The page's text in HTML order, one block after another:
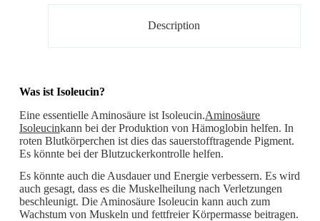
Description
Was ist Isoleucin?
Eine essentielle Aminosäure ist Isoleucin.Aminosäure
Isoleucinkann bei der Produktion von Hämoglobin helfen. In
roten Blutkörperchen ist dies das sauerstofftragende Pigment.
Es könnte bei der Blutzuckerkontrolle helfen.
Es könnte auch die Ausdauer und Energie verbessern. Es wird
auch gesagt, dass es die Muskelheilung nach Verletzungen
beschleunigt. Die Aminosäure Isoleucin kann auch zum
Wachstum von Muskeln und fettfreier Körpermasse beitragen.